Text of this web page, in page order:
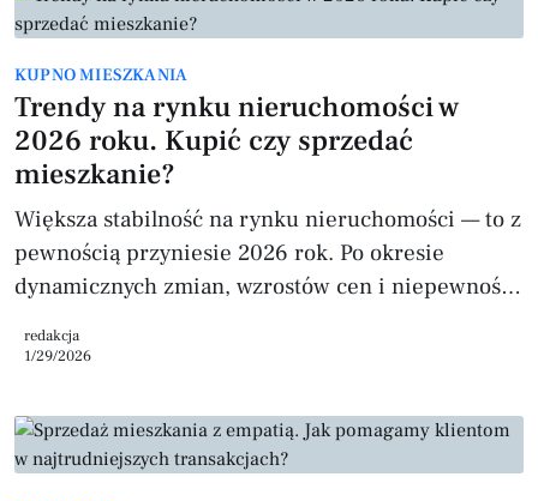
KUPNO MIESZKANIA
Trendy na rynku nieruchomości w
2026 roku. Kupić czy sprzedać
mieszkanie?
Większa stabilność na rynku nieruchomości — to z
pewnością przyniesie 2026 rok. Po okresie
dynamicznych zmian, wzrostów cen i niepewności
uspokajać. To dobry moment, aby na spokojnie
mieszkanie? Ceny mieszkań w większości miast
utrzymują się na wyrównanym poziomie. Nie
redakcja
1/29/2026